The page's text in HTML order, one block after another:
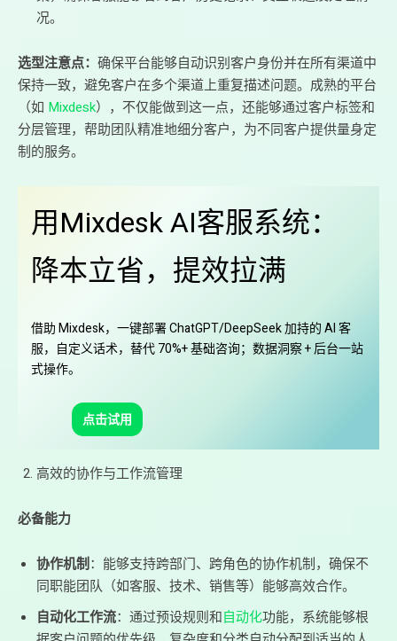
况。
选型注意点： 确保平台能够自动识别客户身份并在所有渠道中
保持一致，避免客户在多个渠道上重复描述问题。成熟的平台
（如 Mixdesk），不仅能做到这一点，还能够通过客户标签和
分层管理，帮助团队精准地细分客户，为不同客户提供量身定
制的服务。
用Mixdesk AI客服系统：
降本立省，提效拉满
借助 Mixdesk，一键部署 ChatGPT/DeepSeek 加持的 AI 客
服，自定义话术，替代 70%+ 基础咨询；数据洞察 + 后台一站
式操作。
点击试用
高效的协作与工作流管理
必备能力
协作机制：能够支持跨部门、跨角色的协作机制，确保不
同职能团队（如客服、技术、销售等）能够高效合作。
自动化工作流：通过预设规则和自动化功能，系统能够根